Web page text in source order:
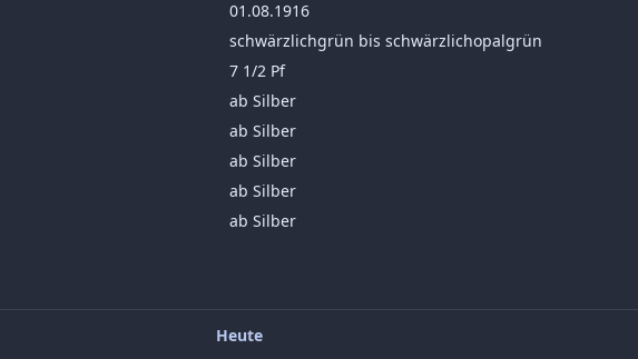
01.08.1916
schwärzlichgrün bis schwärzlichopalgrün
7 1/2 Pf
ab Silber
ab Silber
ab Silber
ab Silber
ab Silber
Heute